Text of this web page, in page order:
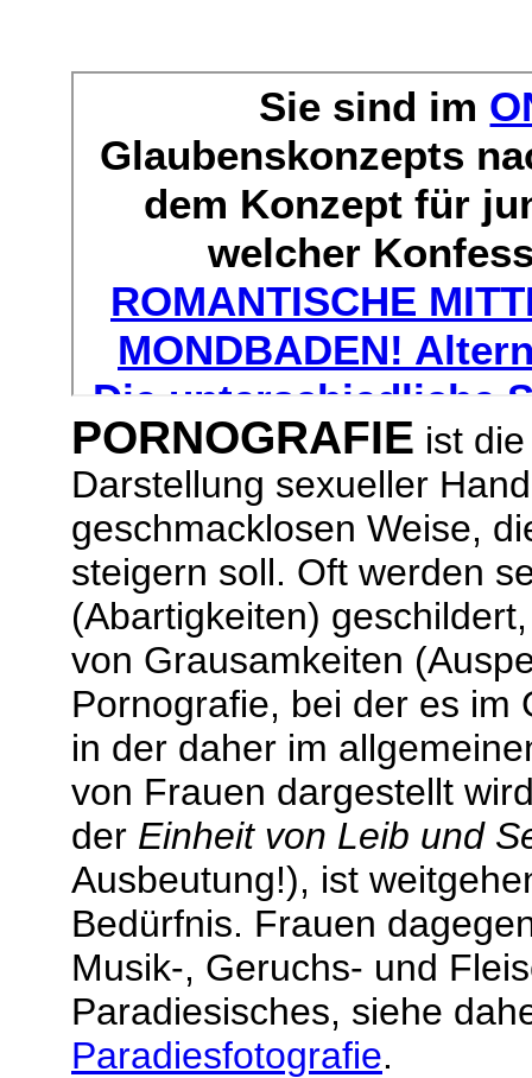
PORNOGRAFIE ist
Darstellung sexueller
geschmacklosen Weise,
steigern soll. Oft werden
(Abartigkeiten)
von Grausamkeiten
Pornografie, bei der es
in der daher im
von Frauen dargestellt
der Einheit von Leib und
Ausbeutung!), ist
Bedürfnis. Frauen
Musik-, Geruchs- und
Paradiesisches, siehe
Paradiesfotografie.